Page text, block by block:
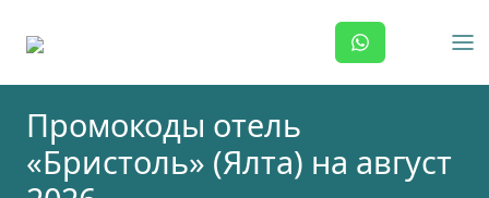
Промокоды отель
«Бристоль» (Ялта) на август